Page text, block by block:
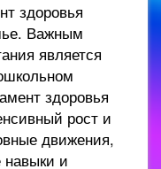
здоровья
Важным
является
здоровья
рост и
движения,
навыки и